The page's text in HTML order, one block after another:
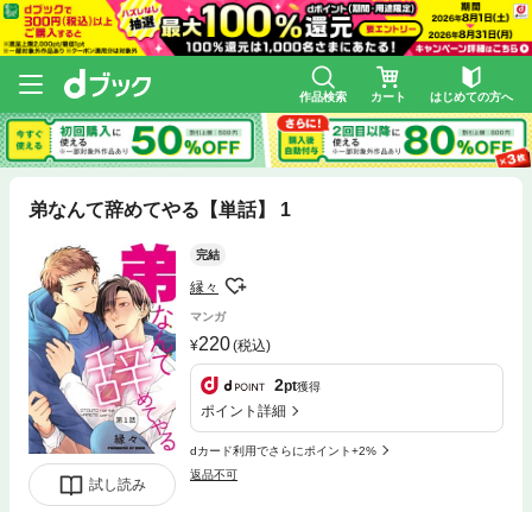
作品検索 カート はじめての方へ
弟なんて辞めてやる【単話】 1
試し読み
完結
縁々
マンガ
220(税込)
2pt獲得
ポイント詳細
dカード利用でさらにポイント+2%
返品不可